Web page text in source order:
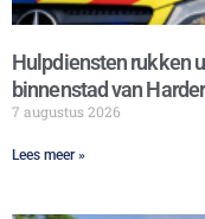
Hulpdiensten rukken
binnenstad van
7 augustus 2026
Lees meer »